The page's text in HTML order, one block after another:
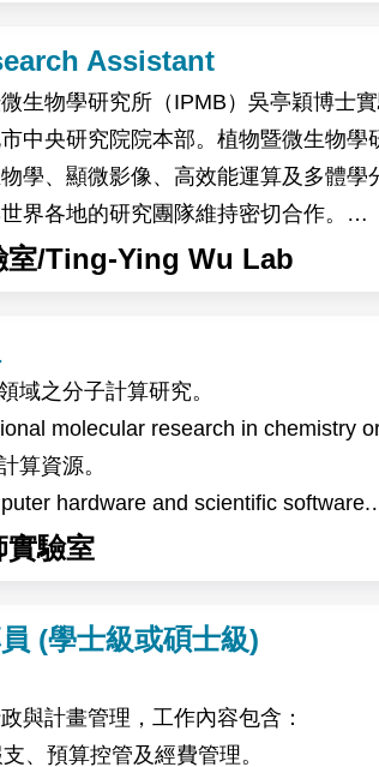
Assistant
生物學研究所（IPMB）吳亭穎博士
中央研究院院本部。植物暨微生物
學、顯微影像、高效能運算及多體
界各地的研究團隊維持密切合作。
與環境交互作用相關研究，主要以地
時 Ive De Smet 博士及 Devang
Ting-Ying Wu at the Institute of
Assistant position.
on the main campus of
Taiwan and more than 15 other
computing, and multi-
soybean, the project will
changes associated with global
in high-altitude crops.
include molecular cloning,
室/Ting-Ying Wu Lab
域之分子計算研究。
molecular research in chemistry
算資源。
hardware and scientific software.
究報告和學術論文。
實驗室
(學士級或碩士級)
與計畫管理，工作內容包含：
、預算控管及經費管理。